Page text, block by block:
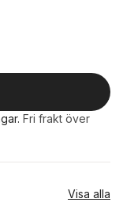
. Fri frakt över
Visa alla